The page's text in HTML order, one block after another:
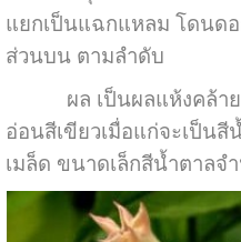
แยกเป็นแฉกแหลม โดนด
ส่วนบน ตามลำดับ
ผล เป็นผลแห้งคล้าย
อ่อนสีเขียวเมื่อแก่จะเป็น
เมล็ด ขนาดเล็กสีน้ำตาลจ